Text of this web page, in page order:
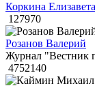
Коркина Елизавета
127970
Розанов Валерий
Журнал "Вестник
4752140